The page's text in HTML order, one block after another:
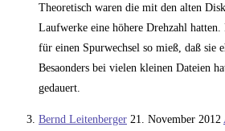
Theoretisch waren die mit den alten
Laufwerke eine höhere Drehzahl
für einen Spurwechsel so mieß, daß sie
Besaonders bei vielen kleinen Dateien
gedauert.
Bernd Leitenberger 21. November 2012